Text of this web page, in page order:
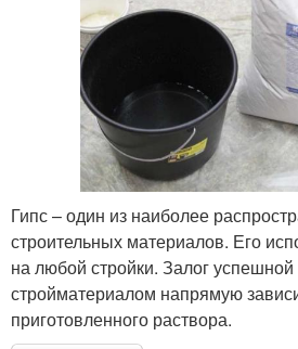
Гипс – один из наиболее
строительных материалов. Его
на любой стройки. Залог
стройматериалом напрямую
приготовленного раствора.